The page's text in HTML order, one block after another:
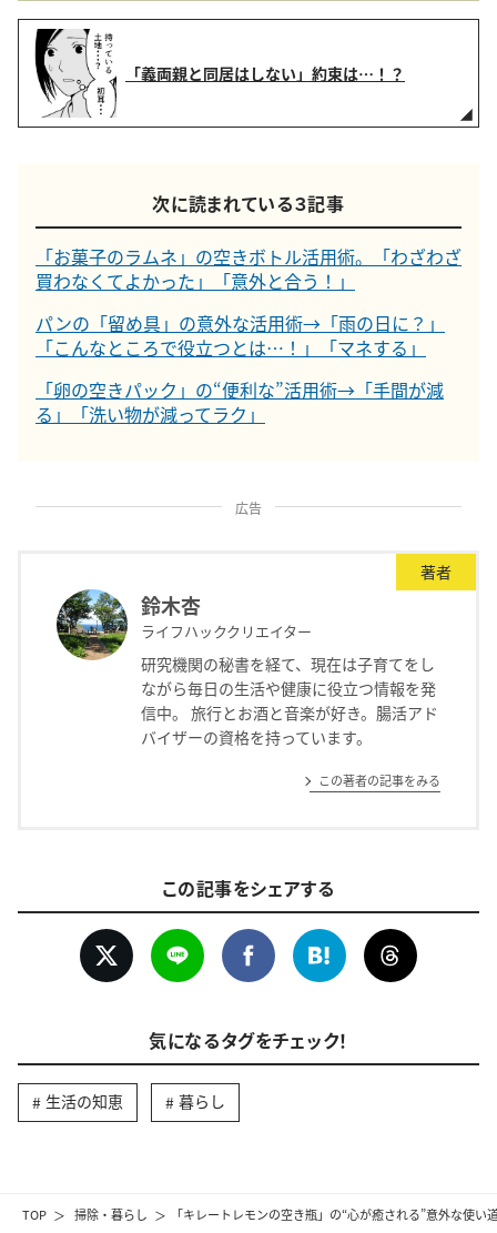
TOP 掃除・暮らし 「キレートレモンの空き瓶」の“心が癒される”意外な使
「義両親と同居はしない」約束は…！？
次に読まれている３記事
「お菓子のラムネ」の空きボトル活用術。「わざわざ
買わなくてよかった」「意外と合う！」
パンの「留め具」の意外な活用術→「雨の日に？」
「こんなところで役立つとは…！」「マネする」
「卵の空きパック」の“便利な”活用術→「手間が減
る」「洗い物が減ってラク」
広告
著者
鈴木杏
ライフハッククリエイター
研究機関の秘書を経て、現在は子育てをし
ながら毎日の生活や健康に役立つ情報を発
信中。 旅行とお酒と音楽が好き。腸活アド
バイザーの資格を持っています。
この著者の記事をみる
この記事をシェアする
気になるタグをチェック！
生活の知恵 暮らし